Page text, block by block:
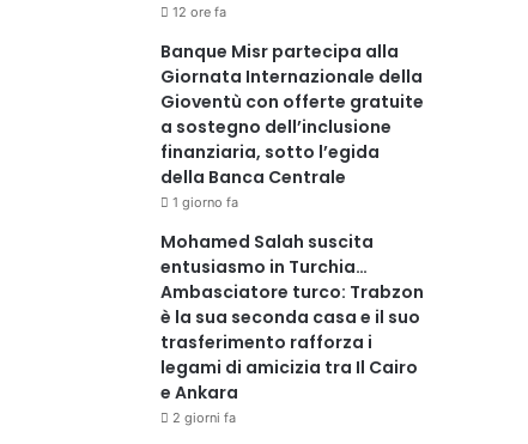
12 ore fa
Banque Misr partecipa alla
Giornata Internazionale della
Gioventù con offerte gratuite
a sostegno dell’inclusione
finanziaria, sotto l’egida
della Banca Centrale
1 giorno fa
Mohamed Salah suscita
entusiasmo in Turchia…
Ambasciatore turco: Trabzon
è la sua seconda casa e il suo
trasferimento rafforza i
legami di amicizia tra Il Cairo
e Ankara
2 giorni fa